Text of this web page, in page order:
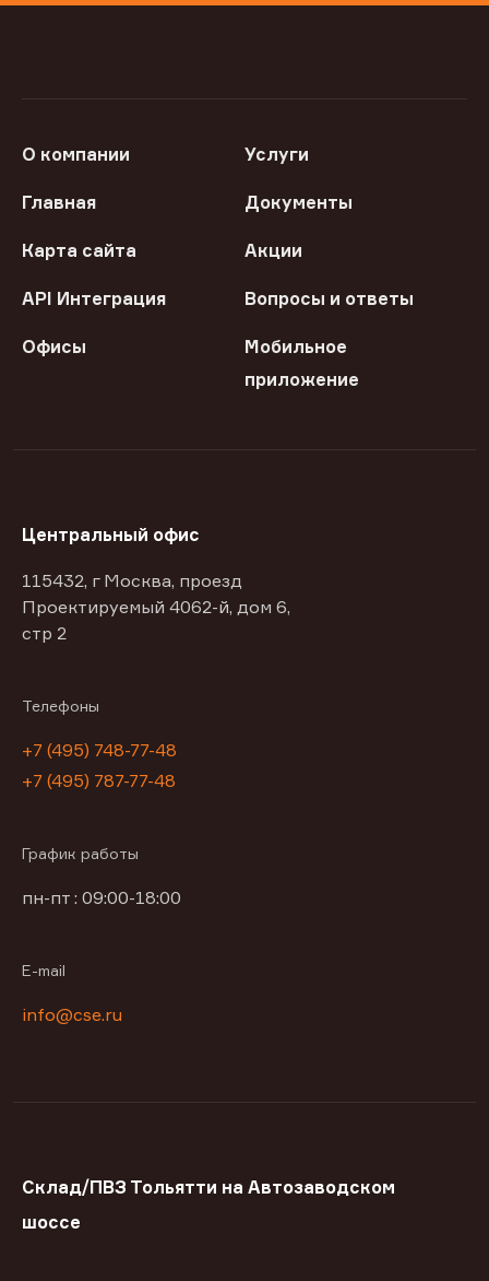
О компании Услуги
Главная Документы
Карта сайта Акции
API Интеграция Вопросы и ответы
Офисы
Мобильное
приложение
Центральный офис
115432, г Москва, проезд
Проектируемый 4062-й, дом 6,
стр 2
Телефоны
+7 (495) 748-77-48
+7 (495) 787-77-48
График работы
пн-пт : 09:00-18:00
E-mail
info@cse.ru
Склад/ПВЗ Тольятти на Автозаводском
шоссе